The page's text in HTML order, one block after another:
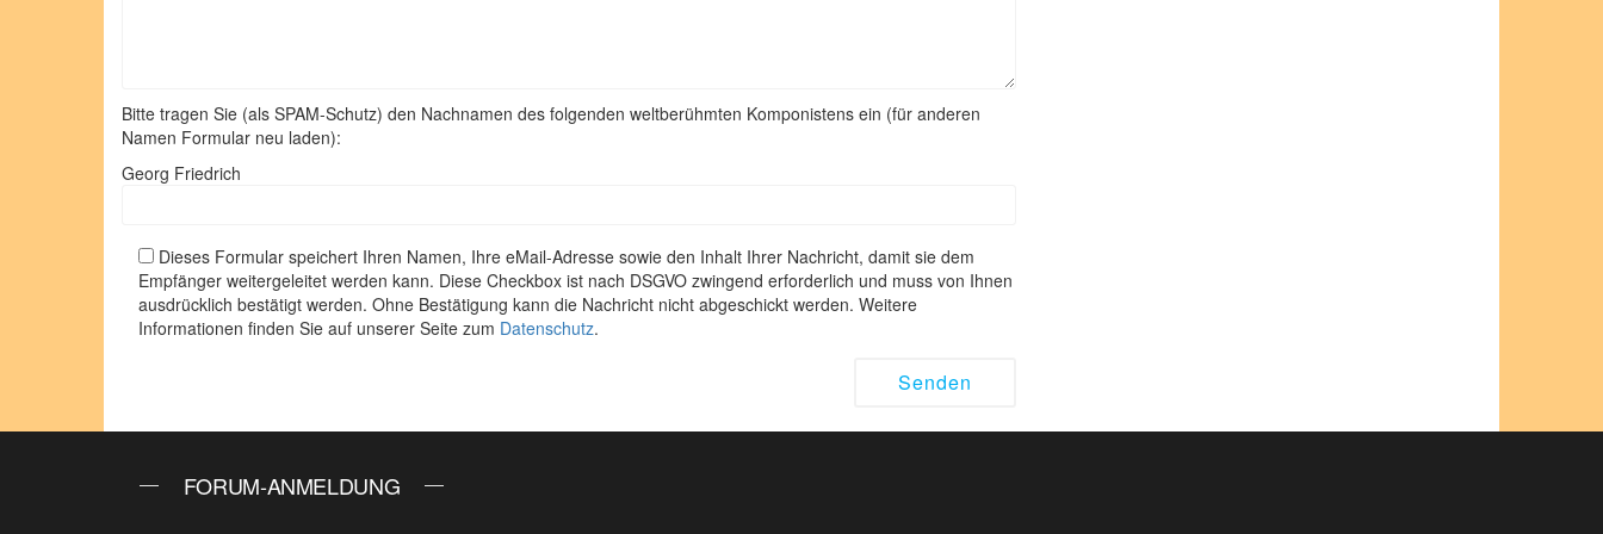
Bitte tragen Sie (als SPAM-Schutz) den Nachnamen des folgenden weltberühmten Komponistens ein (für anderen
Namen Formular neu laden):
Georg Friedrich
Dieses Formular speichert Ihren Namen, Ihre eMail-Adresse sowie den Inhalt Ihrer Nachricht, damit sie dem
Empfänger weitergeleitet werden kann. Diese Checkbox ist nach DSGVO zwingend erforderlich und muss von Ihnen
ausdrücklich bestätigt werden. Ohne Bestätigung kann die Nachricht nicht abgeschickt werden. Weitere
Informationen finden Sie auf unserer Seite zum Datenschutz.
FORUM-ANMELDUNG